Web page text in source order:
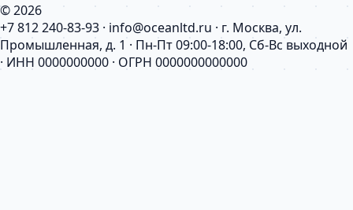
© 2026
+7 812 240-83-93 · info@oceanltd.ru · г. Москва, ул.
Промышленная, д. 1 · Пн-Пт 09:00-18:00, Сб-Вс выходной
· ИНН 0000000000 · ОГРН 0000000000000